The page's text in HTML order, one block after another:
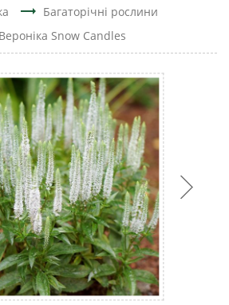
trending_flat Багаторічні рослини
Вероніка Snow Candles